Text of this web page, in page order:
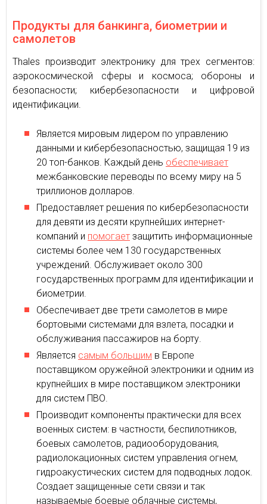
Продукты для банкинга, биометрии и
самолетов
Thales производит электронику для трех сегментов:
аэрокосмической сферы и космоса; обороны и
безопасности; кибербезопасности и цифровой
идентификации.
Является мировым лидером по управлению
данными и кибербезопасностью, защищая 19 из
20 топ-банков. Каждый день обеспечивает
межбанковские переводы по всему миру на 5
триллионов долларов.
Предоставляет решения по кибербезопасности
для девяти из десяти крупнейших интернет-
компаний и помогает защитить информационные
системы более чем 130 государственных
учреждений. Обслуживает около 300
государственных программ для идентификации и
биометрии.
Обеспечивает две трети самолетов в мире
бортовыми системами для взлета, посадки и
обслуживания пассажиров на борту.
Является самым большим в Европе
поставщиком оружейной электроники и одним из
крупнейших в мире поставщиком электроники
для систем ПВО.
Производит компоненты практически для всех
военных систем: в частности, беспилотников,
боевых самолетов, радиооборудования,
радиолокационных систем управления огнем,
гидроакустических систем для подводных лодок.
Создает защищенные сети связи и так
называемые боевые облачные системы,